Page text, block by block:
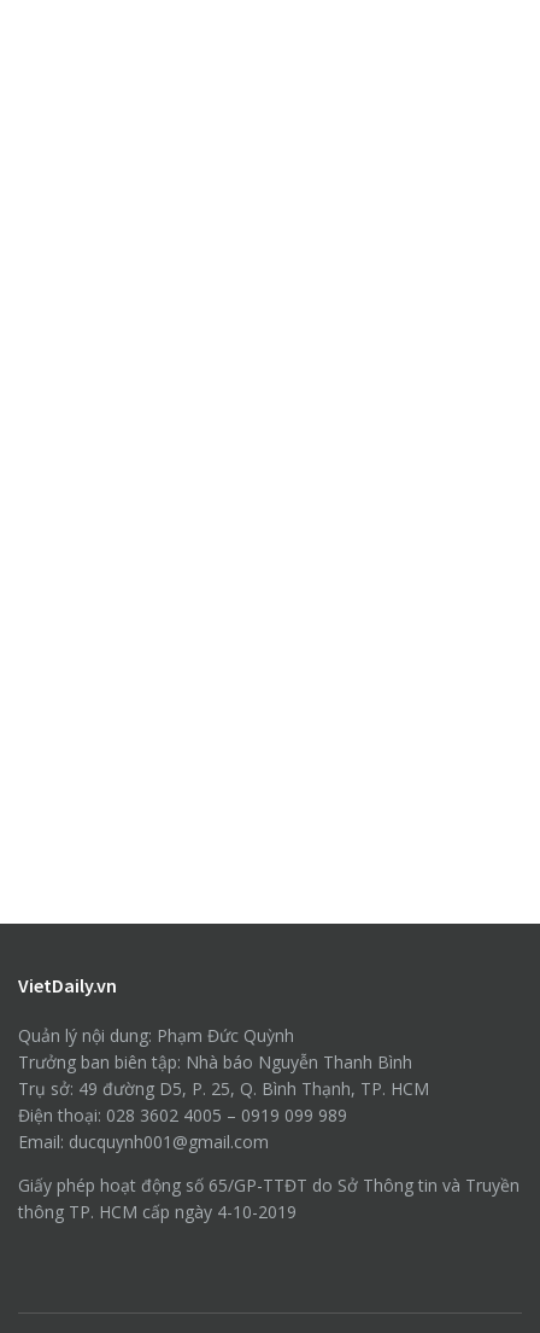
VietDaily.vn
Quản lý nội dung: Phạm Đức Quỳnh
Trưởng ban biên tập: Nhà báo Nguyễn Thanh Bình
Trụ sở: 49 đường D5, P. 25, Q. Bình Thạnh, TP. HCM
Điện thoại: 028 3602 4005 – 0919 099 989
Email: ducquynh001@gmail.com
Giấy phép hoạt động số 65/GP-TTĐT do Sở Thông tin và Truyền
thông TP. HCM cấp ngày 4-10-2019